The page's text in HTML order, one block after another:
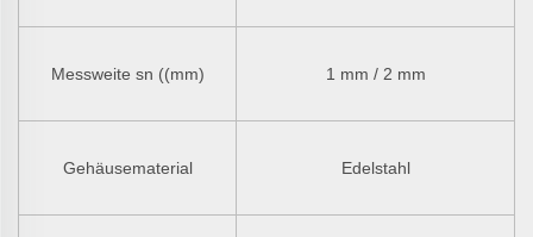
Messweite sn ((mm) 1 mm / 2 mm
Gehäusematerial Edelstahl